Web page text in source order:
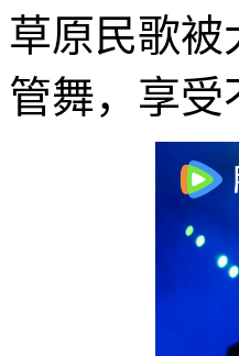
草原民歌
管舞，享